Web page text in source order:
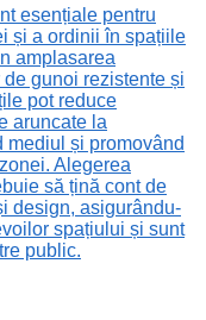
esențiale pentru
și a ordinii în spațiile
amplasarea
gunoi rezistente și
pot reduce
aruncate la
mediul și promovând
Alegerea
să țină cont de
design, asigurându-
spațiului și sunt
public.